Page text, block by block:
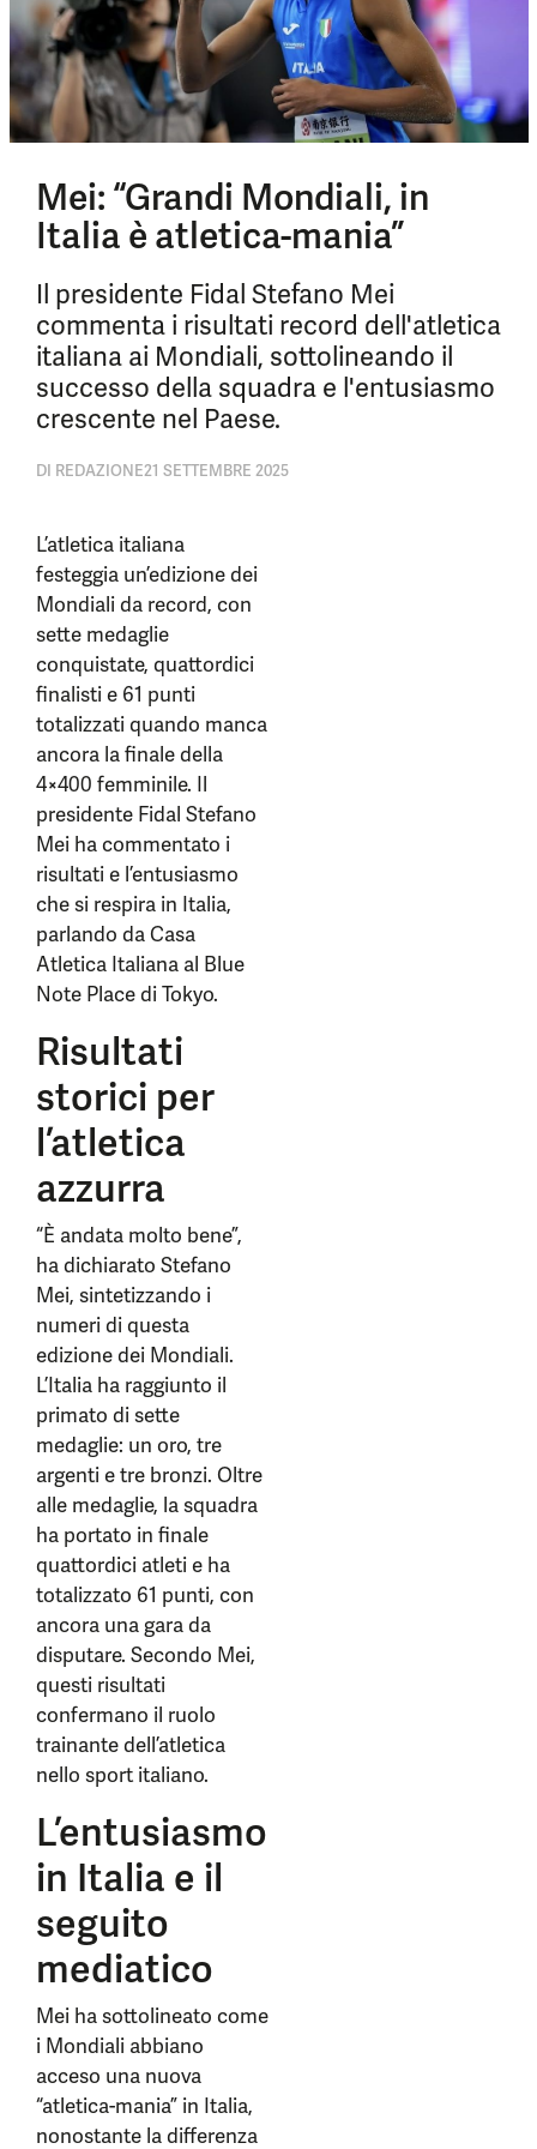
Mei: “Grandi Mondiali, in
Italia è atletica-mania”
Il presidente Fidal Stefano Mei
commenta i risultati record dell'atletica
italiana ai Mondiali, sottolineando il
successo della squadra e l'entusiasmo
crescente nel Paese.
DI REDAZIONE21 SETTEMBRE 2025
L’atletica italiana
festeggia un’edizione dei
Mondiali da record, con
sette medaglie
conquistate, quattordici
finalisti e 61 punti
totalizzati quando manca
ancora la finale della
4×400 femminile. Il
presidente Fidal Stefano
Mei ha commentato i
risultati e l’entusiasmo
che si respira in Italia,
parlando da Casa
Atletica Italiana al Blue
Note Place di Tokyo.
Risultati
storici per
l’atletica
azzurra
“È andata molto bene”,
ha dichiarato Stefano
Mei, sintetizzando i
numeri di questa
edizione dei Mondiali.
L’Italia ha raggiunto il
primato di sette
medaglie: un oro, tre
argenti e tre bronzi. Oltre
alle medaglie, la squadra
ha portato in finale
quattordici atleti e ha
totalizzato 61 punti, con
ancora una gara da
disputare. Secondo Mei,
questi risultati
confermano il ruolo
trainante dell’atletica
nello sport italiano.
L’entusiasmo
in Italia e il
seguito
mediatico
Mei ha sottolineato come
i Mondiali abbiano
acceso una nuova
“atletica-mania” in Italia,
nonostante la differenza